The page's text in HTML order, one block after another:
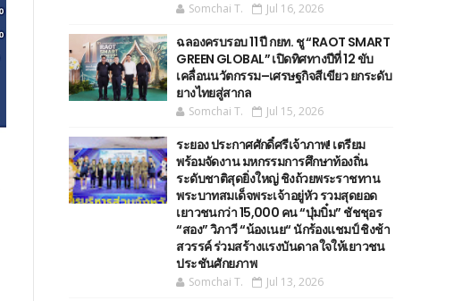
Somchai T. Jul 16, 2026
ฉลองครบรอบ 11 ปี กยท. ชู “RAOT SMART
GREEN GLOBAL” เปิดทิศทางปีที่ 12 ขับ
เคลื่อนนวัตกรรม–เศรษฐกิจสีเขียว ยกระดับ
ยางไทยสู่สากล
Somchai T. Jul 15, 2026
ระยอง ประกาศศักดิ์ศรีเจ้าภาพ! เตรียม
พร้อมจัดงาน มหกรรมการศึกษาท้องถิ่น
ระดับชาติสุดยิ่งใหญ่ ชิงถ้วยพระราชทาน
พระบาทสมเด็จพระเจ้าอยู่หัว รวมสุดยอด
เยาวชนกว่า 15,000 คน “บุ๋มบิ๋ม” ชัชชุอร
“สอง” วิภาวี “น้องเนย“ นักร้องแชมป์ ชิงช้า
สวรรค์ ร่วมสร้างแรงบันดาลใจให้เยาวชน
ประชันศักยภาพ
Somchai T. Jul 13, 2026